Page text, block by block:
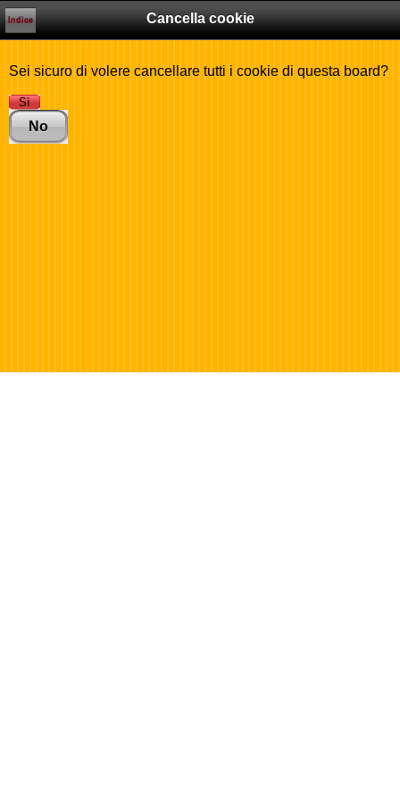
Cancella cookie
Indice
Sei sicuro di volere cancellare tutti i cookie di questa board?